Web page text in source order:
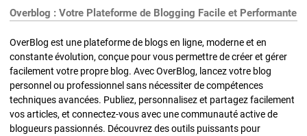
Overblog : Votre Plateforme de Blogging Facile et Performante
OverBlog est une plateforme de blogs en ligne, moderne et en
constante évolution, conçue pour vous permettre de créer et gérer
facilement votre propre blog. Avec OverBlog, lancez votre blog
personnel ou professionnel sans nécessiter de compétences
techniques avancées. Publiez, personnalisez et partagez facilement
vos articles, et connectez-vous avec une communauté active de
blogueurs passionnés. Découvrez des outils puissants pour